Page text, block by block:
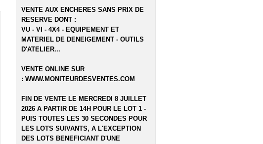
VENTE AUX ENCHERES SANS PRIX DE
RESERVE DONT :
VU - VI - 4X4 - EQUIPEMENT ET
MATERIEL DE DENEIGEMENT - OUTILS
D'ATELIER...
VENTE ONLINE SUR
: WWW.MONITEURDESVENTES.COM
FIN DE VENTE LE MERCREDI 8 JUILLET
2026 A PARTIR DE 14H POUR LE LOT 1 -
PUIS TOUTES LES 30 SECONDES POUR
LES LOTS SUIVANTS, A L'EXCEPTION
DES LOTS BENEFICIANT D'UNE